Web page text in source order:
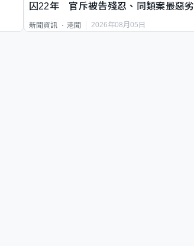
囚22年 官斥被告殘忍、同類案最惡劣
新聞資訊 港聞 2026年08月05日